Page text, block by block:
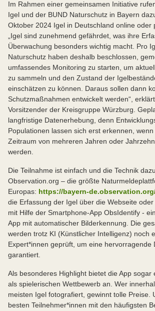
Im Rahmen einer gemeinsamen Initiative
Igel und der BUND Naturschutz in Bayern
Oktober 2024 Igel in Deutschland online oder
„Igel sind zunehmend gefährdet, was ihre
Überwachung besonders wichtig macht. Pro
Naturschutz haben deshalb beschlossen,
umfassendes Monitoring zu starten, um
zu sammeln und den Zustand der
einschätzen zu können. Daraus sollen dann
Schutzmaßnahmen entwickelt werden“, erklärt
Vorsitzender der Kreisgruppe Würzburg.
langfristige Datenerhebung, denn
Populationen lassen sich erst erkennen,
Zeitraum von mehreren Jahren oder
werden.
Die Teilnahme ist einfach und die Technik
Observation.org – die größte
Europas: https://bayern-
die Erfassung der Igel über die Webseite
mit Hilfe der Smartphone-App ObsIdentify -
App mit automatischer Bilderkennung. Die
werden trotz KI (Künstlicher Intelligenz) noch
Expert*innen geprüft, um eine hervorragende
garantiert.
Als besonderes Highlight bietet die App sogar
als spielerischen Wettbewerb an. Wer
meisten Igel fotografiert, gewinnt tolle Preise.
besten Teilnehmer*innen mit den häufigsten